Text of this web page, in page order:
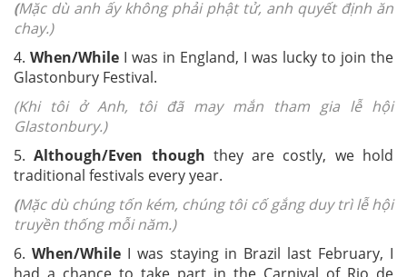
(Mặc dù anh ấy không phải phật tử, anh quyết định ăn
chay.)
4. When/While I was in England, I was lucky to join the
Glastonbury Festival.
(Khi tôi ở Anh, tôi đã may mắn tham gia lễ hội
Glastonbury.)
5.Although/Even though they are costly, we hold
traditional festivals every year.
(Mặc dù chúng tốn kém, chúng tôi cố gắng duy trì lễ hội
truyền thống mỗi năm.)
6. When/WhileI was staying in Brazil last February, I